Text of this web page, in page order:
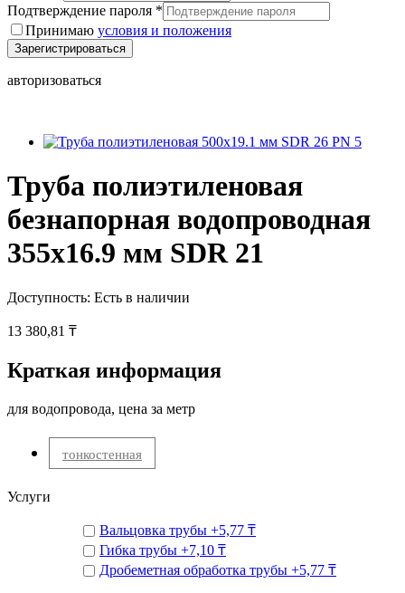
Подтверждение пароля *
Принимаю условия и положения
Зарегистрироваться
авторизоваться
Труба полиэтиленовая
безнапорная водопроводная
355х16.9 мм SDR 21
Доступность: Есть в наличии
13 380,81 ₸
Краткая информация
для водопровода, цена за метр
тонкостенная
Услуги
Вальцовка трубы +5,77 ₸
Гибка трубы +7,10 ₸
Дробеметная обработка трубы +5,77 ₸